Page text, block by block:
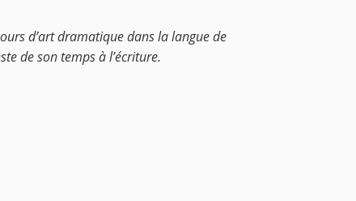
d’art dramatique dans la langue de
de son temps à l’écriture.